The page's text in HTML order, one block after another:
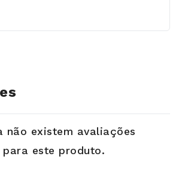
não existem avaliações
para este produto.